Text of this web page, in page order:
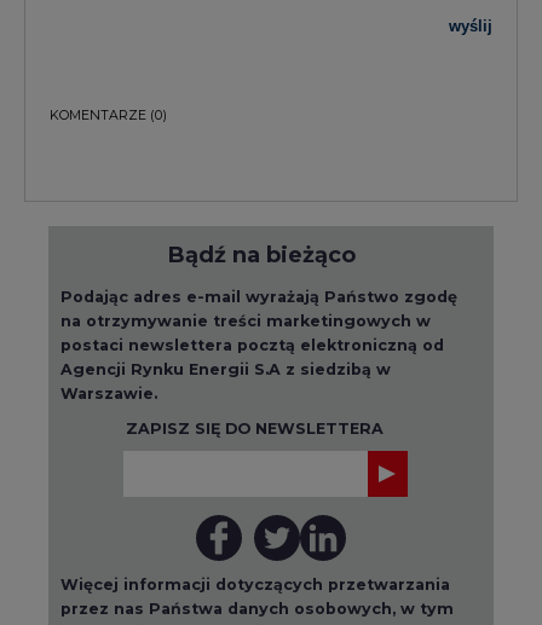
wyślij
KOMENTARZE (0)
Bądź na bieżąco
Podając adres e-mail wyrażają Państwo zgodę
na otrzymywanie treści marketingowych w
postaci newslettera pocztą elektroniczną od
Agencji Rynku Energii S.A z siedzibą w
Warszawie.
ZAPISZ SIĘ DO NEWSLETTERA
Więcej informacji dotyczących przetwarzania
przez nas Państwa danych osobowych, w tym